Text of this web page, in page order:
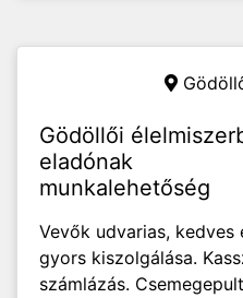
Gödöllői
eladónak
munkalehetőség
Vevők udvarias, kedves
gyors kiszolgálása.
számlázás.